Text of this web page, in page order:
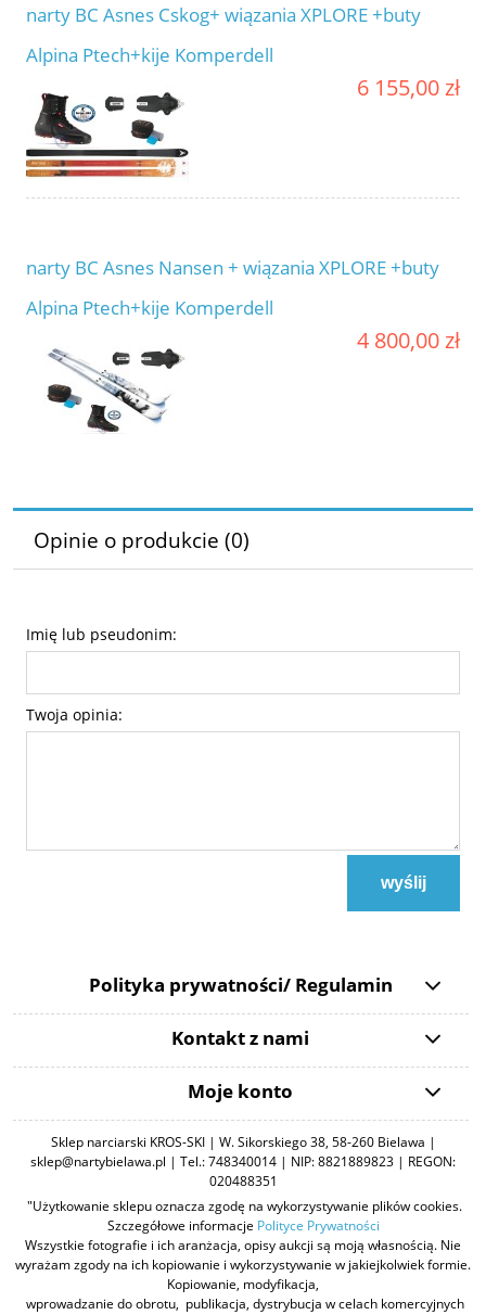
narty BC Asnes Cskog+ wiązania XPLORE +buty
Alpina Ptech+kije Komperdell
6 155,00 zł
narty BC Asnes Nansen + wiązania XPLORE +buty
Alpina Ptech+kije Komperdell
4 800,00 zł
Opinie o produkcie (0)
Imię lub pseudonim:
Twoja opinia:
wyślij
Polityka prywatności/ Regulamin
Kontakt z nami
Moje konto
Sklep narciarski KROS-SKI | W. Sikorskiego 38, 58-260 Bielawa |
sklep@nartybielawa.pl | Tel.: 748340014 | NIP: 8821889823 | REGON:
020488351
"Użytkowanie sklepu oznacza zgodę na wykorzystywanie plików cookies.
Szczegółowe informacje Polityce Prywatności
Wszystkie fotografie i ich aranżacja, opisy aukcji są moją własnością. Nie
wyrażam zgody na ich kopiowanie i wykorzystywanie w jakiejkolwiek formie.
Kopiowanie, modyfikacja,
wprowadzanie do obrotu, publikacja, dystrybucja w celach komercyjnych